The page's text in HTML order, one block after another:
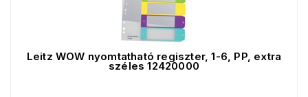
Leitz WOW nyomtatható regiszter, 1-6, PP, extra
széles 12420000